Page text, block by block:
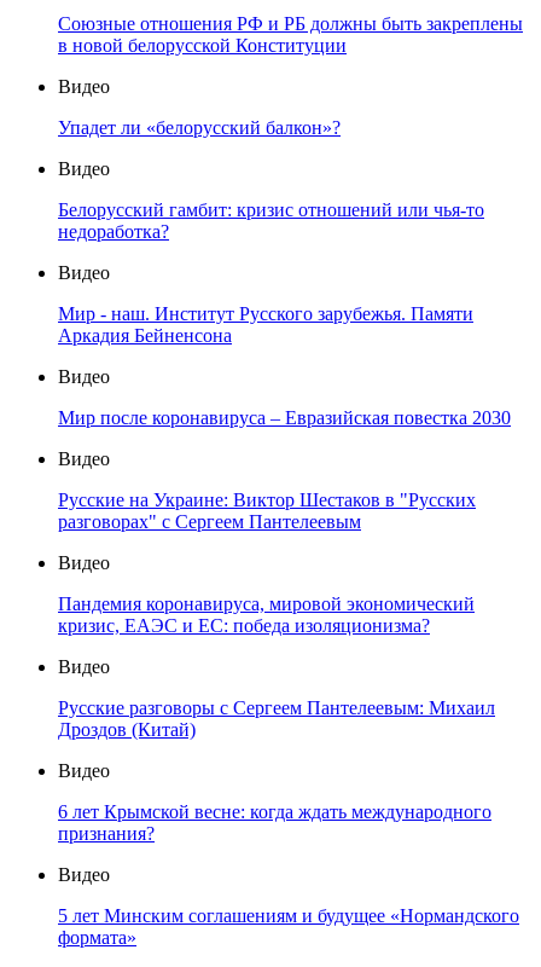
Союзные отношения РФ и РБ должны быть закреплены
в новой белорусской Конституции
Видео
Упадет ли «белорусский балкон»?
Видео
Белорусский гамбит: кризис отношений или чья-то
недоработка?
Видео
Мир - наш. Институт Русского зарубежья. Памяти
Аркадия Бейненсона
Видео
Мир после коронавируса – Евразийская повестка 2030
Видео
Русские на Украине: Виктор Шестаков в "Русских
разговорах" с Сергеем Пантелеевым
Видео
Пандемия коронавируса, мировой экономический
кризис, ЕАЭС и ЕС: победа изоляционизма?
Видео
Русские разговоры с Сергеем Пантелеевым: Михаил
Дроздов (Китай)
Видео
6 лет Крымской весне: когда ждать международного
признания?
Видео
5 лет Минским соглашениям и будущее «Нормандского
формата»